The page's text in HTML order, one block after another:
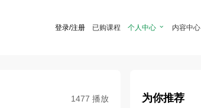
登录/注册 已购课程 个人中心  内容中心
1477 播放 为你推荐